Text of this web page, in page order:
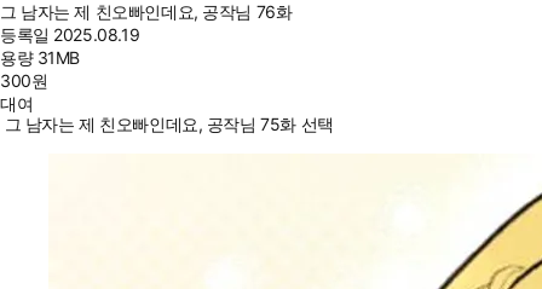
그 남자는 제 친오빠인데요, 공작님 76화
등록일 2025.08.19
용량 31MB
300원
대여
그 남자는 제 친오빠인데요, 공작님 75화 선택